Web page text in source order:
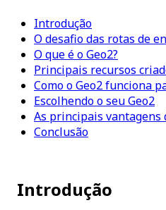
Introdução
O desafio das rotas de
O que é o Geo2?
Principais recursos
Como o Geo2 funciona
Escolhendo o seu Geo2
As principais vantagens
Conclusão
Introdução